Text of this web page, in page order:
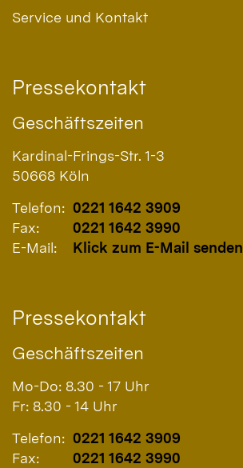
Service und Kontakt
Pressekontakt
Geschäftszeiten
Kardinal-Frings-Str. 1-3
50668 Köln
Telefon: 0221 1642 3909
Fax:
0221 1642 3990
E-Mail:
Klick zum E-Mail senden
Pressekontakt
Geschäftszeiten
Mo-Do: 8.30 - 17 Uhr
Fr: 8.30 - 14 Uhr
Telefon: 0221 1642 3909
Fax:
0221 1642 3990